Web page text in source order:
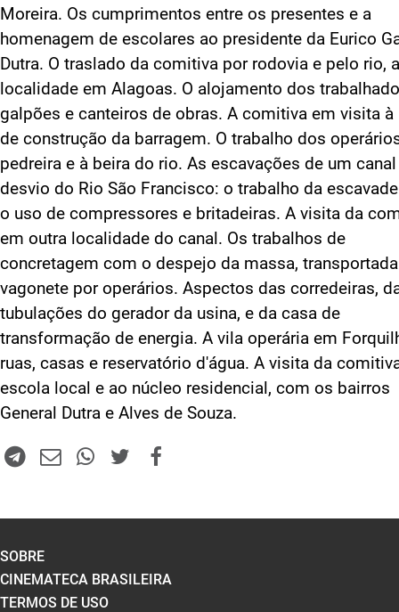
Moreira. Os cumprimentos entre os presentes e a
homenagem de escolares ao presidente da Eurico
Dutra. O traslado da comitiva por rodovia e pelo rio,
localidade em Alagoas. O alojamento dos
galpões e canteiros de obras. A comitiva em visita à
de construção da barragem. O trabalho dos
pedreira e à beira do rio. As escavações de um
desvio do Rio São Francisco: o trabalho da
o uso de compressores e britadeiras. A visita da
em outra localidade do canal. Os trabalhos de
concretagem com o despejo da massa,
vagonete por operários. Aspectos das corredeiras,
tubulações do gerador da usina, e da casa de
transformação de energia. A vila operária em
ruas, casas e reservatório d'água. A visita da
escola local e ao núcleo residencial, com os bairros
General Dutra e Alves de Souza.
SOBRE
CINEMATECA BRASILEIRA
TERMOS DE USO